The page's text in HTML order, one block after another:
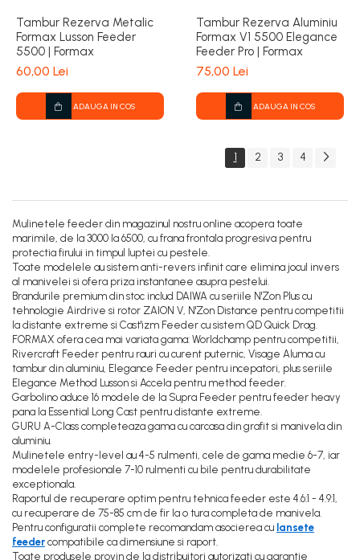
Tambur Rezerva Metalic
Formax Lusson Feeder
5500 | Formax
60,00 Lei
ADAUGA IN COS
Tambur Rezerva Aluminiu
Formax V1 5500 Elegance
Feeder Pro | Formax
75,00 Lei
ADAUGA IN COS
1 2 3 4
Mulinetele feeder din magazinul nostru online acopera toate
marimile, de la 3000 la 6500, cu frana frontala progresiva pentru
protectia firului in timpul luptei cu pestele.
Toate modelele au sistem anti-revers infinit care elimina jocul invers
al manivelei si ofera priza instantanee asupra pestelui.
Brandurile premium din stoc includ DAIWA cu seriile N'Zon Plus cu
tehnologie Airdrive si rotor ZAION V, N'Zon Distance pentru competitii
la distante extreme si Cast'izm Feeder cu sistem QD Quick Drag.
FORMAX ofera cea mai variata gama: Worldchamp pentru competitii,
Rivercraft Feeder pentru rauri cu curent puternic, Visage Aluma cu
tambur din aluminiu, Elegance Feeder pentru incepatori, plus seriile
Elegance Method Lusson si Accela pentru method feeder.
Garbolino aduce 16 modele de la Supra Feeder pentru feeder heavy
pana la Essential Long Cast pentru distante extreme.
GURU A-Class completeaza gama cu carcasa din grafit si manivela din
aluminiu.
Mulinetele entry-level au 4-5 rulmenti, cele de gama medie 6-7, iar
modelele profesionale 7-10 rulmenti cu bile pentru durabilitate
exceptionala.
Raportul de recuperare optim pentru tehnica feeder este 4.6:1 - 4.9:1,
cu recuperare de 75-85 cm de fir la o tura completa de manivela.
Pentru configuratii complete recomandam asocierea cu lansete
feeder compatibile ca dimensiune si raport.
Toate produsele provin de la distribuitori autorizati cu garantie